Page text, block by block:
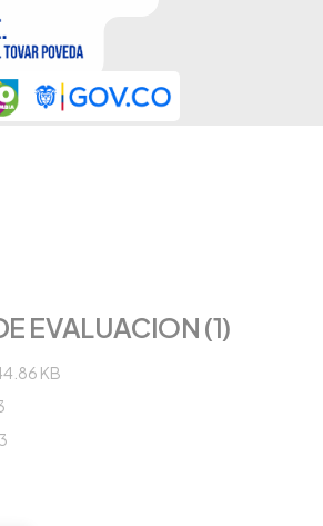
EVALUACION (1)
KB